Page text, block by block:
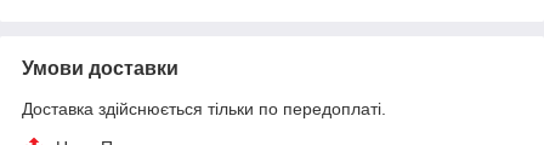
Умови доставки
Доставка здійснюється тільки по передоплаті.